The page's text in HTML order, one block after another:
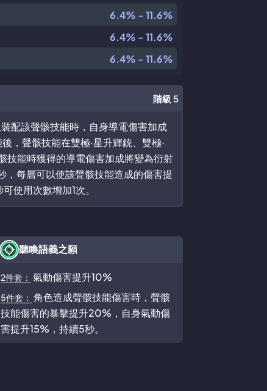
6.4% - 11.6%
6.4% - 11.6%
6.4% - 11.6%
階級 5
配該聲骸技能時，自身導電傷害加成
，聲骸技能在雙極·星升輝銃、雙極·
技能時獲得的導電傷害加成將變為衍射
，每層可以使該聲骸技能造成的傷害提
可使用次數增加1次。
聽喚語義之願
2件套： 氣動傷害提升10%
5件套： 角色造成聲骸技能傷害時，聲骸
技能傷害的暴擊提升20%，自身氣動傷
害提升15%，持續5秒。